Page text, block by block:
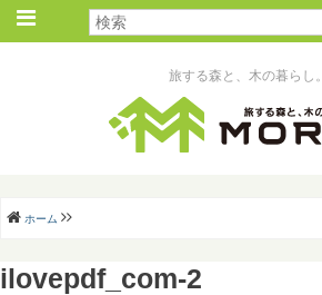
旅する森と、木の暮らし。
ホーム
ilovepdf_com-2